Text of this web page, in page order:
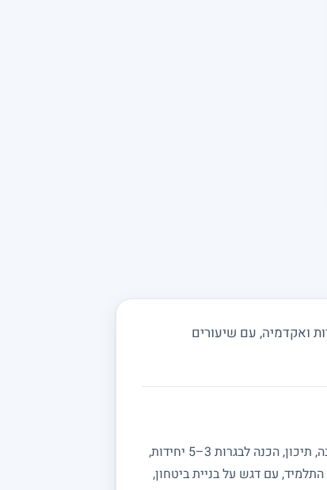
ואקדמיה, עם שיעורים
מחפשים מורה פרטי למתמטיקה? באתר מורה מורה תמצאו מורים מנוסים המלמדים מתמטיקה לכל הרמות: יסודי, חטיבה, תיכון, הכנה לבגרות 3–5 יחידות,
עם דגש על בניית ביטחון,